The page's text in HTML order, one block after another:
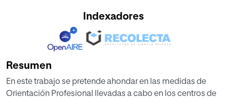
Indexadores
Resumen
En este trabajo se pretende ahondar en las medidas de
Orientación Profesional llevadas a cabo en los centros de